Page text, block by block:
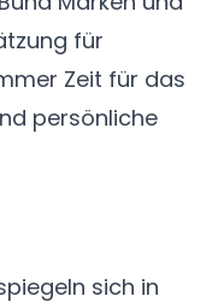
für
Zeit für das
persönliche
sich in